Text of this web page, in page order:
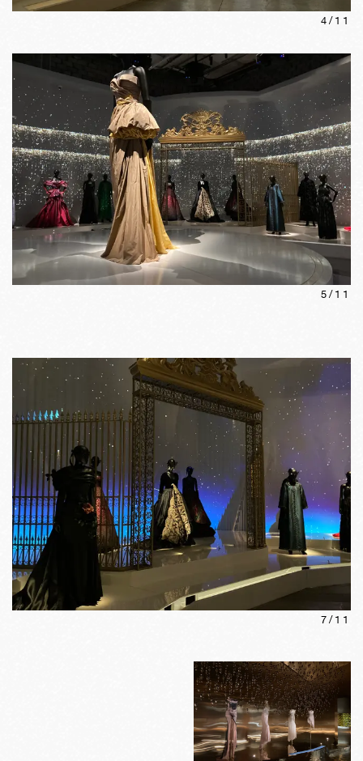
4/ 11
5/ 11
7/ 11